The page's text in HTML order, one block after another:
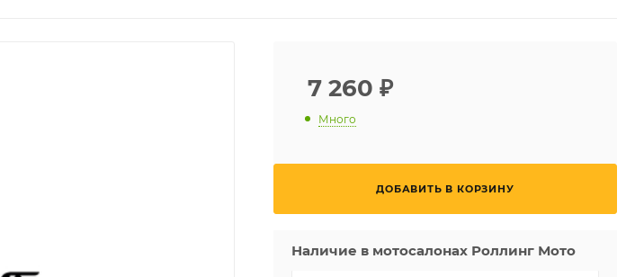
7 260 ₽
Много
ДОБАВИТЬ В КОРЗИНУ
Наличие в мотосалонах Роллинг Мото